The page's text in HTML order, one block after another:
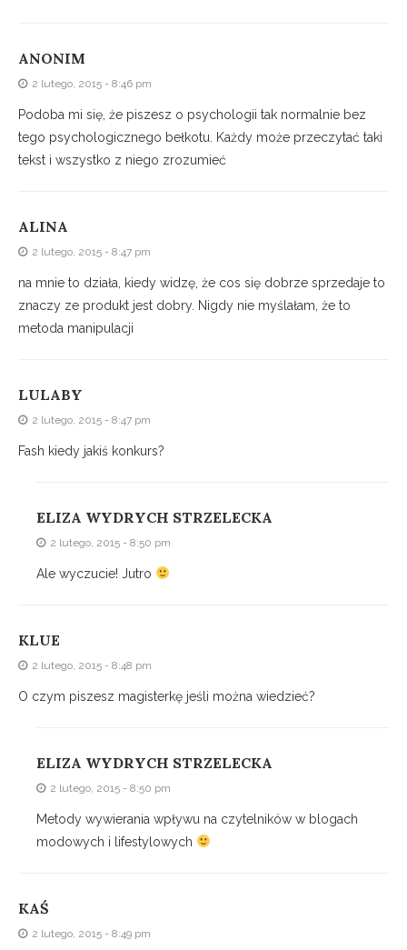
ANONIM
2 lutego, 2015 - 8:46 pm
Podoba mi się, że piszesz o psychologii tak normalnie bez
tego psychologicznego bełkotu. Każdy może przeczytać taki
tekst i wszystko z niego zrozumieć
ALINA
2 lutego, 2015 - 8:47 pm
na mnie to działa, kiedy widzę, że cos się dobrze sprzedaje to
znaczy ze produkt jest dobry. Nigdy nie myślałam, że to
metoda manipulacji
LULABY
2 lutego, 2015 - 8:47 pm
Fash kiedy jakiś konkurs?
ELIZA WYDRYCH STRZELECKA
2 lutego, 2015 - 8:50 pm
Ale wyczucie! Jutro
KLUE
2 lutego, 2015 - 8:48 pm
O czym piszesz magisterkę jeśli można wiedzieć?
ELIZA WYDRYCH STRZELECKA
2 lutego, 2015 - 8:50 pm
Metody wywierania wpływu na czytelników w blogach
modowych i lifestylowych
KAŚ
2 lutego, 2015 - 8:49 pm